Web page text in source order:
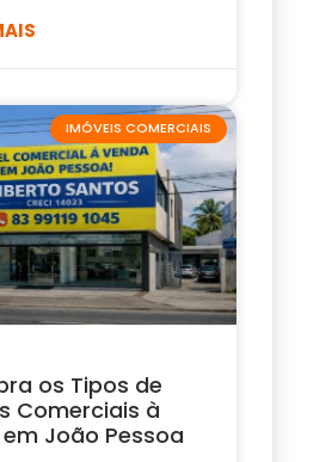
IMÓVEIS COMERCIAIS
os Tipos de
Comerciais à
João Pessoa